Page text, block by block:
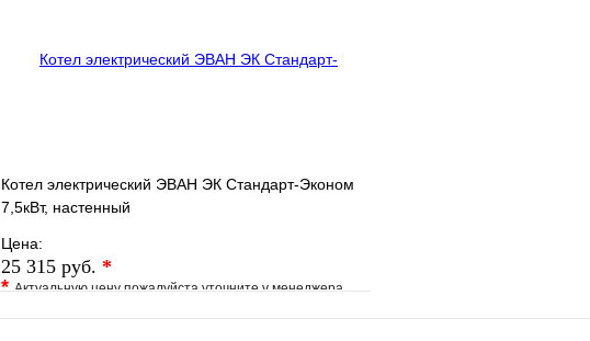
Котел электрический ЭВАН ЭК Стандарт-Эконом
7,5кВт, настенный
Цена:
25 315 руб. *
*Актуальную цену пожалуйста уточните у менеджера
В избранное Сравнение